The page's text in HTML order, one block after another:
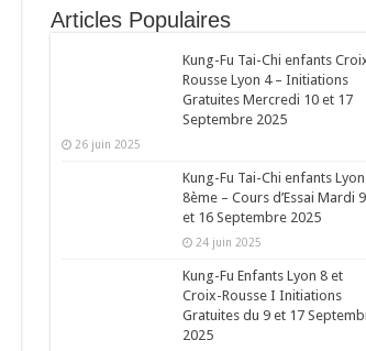
Articles Populaires
Kung-Fu Tai-Chi enfants
Rousse Lyon 4 – Initiations
Gratuites Mercredi 10 et 17
Septembre 2025
26 juin 2025
Kung-Fu Tai-Chi enfants Lyon
8ème – Cours d’Essai Mardi 9
et 16 Septembre 2025
24 juin 2025
Kung-Fu Enfants Lyon 8 et
Croix-Rousse I Initiations
Gratuites du 9 et 17
2025